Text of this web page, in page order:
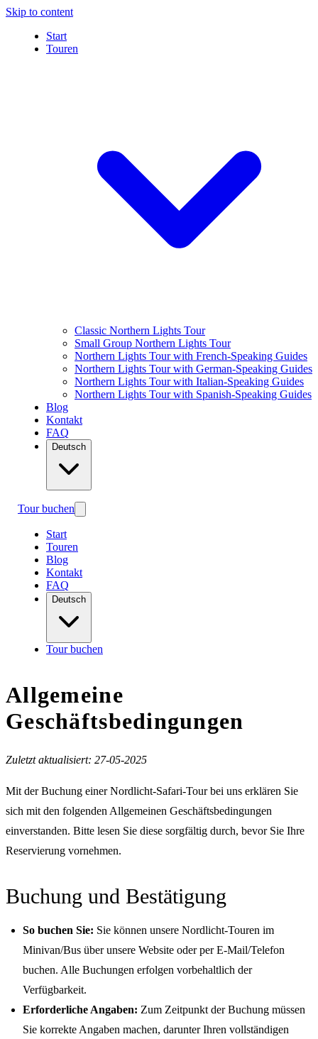
Skip to content
Start
Touren
Classic Northern Lights Tour
Small Group Northern Lights Tour
Northern Lights Tour with French-Speaking Guides
Northern Lights Tour with German-Speaking Guides
Northern Lights Tour with Italian-Speaking Guides
Northern Lights Tour with Spanish-Speaking Guides
Blog
Kontakt
FAQ
Deutsch
Tour buchen
Start
Touren
Blog
Kontakt
FAQ
Deutsch
Tour buchen
Allgemeine
Geschäftsbedingungen
Zuletzt aktualisiert: 27-05-2025
Mit der Buchung einer Nordlicht-Safari-Tour bei uns erklären Sie
sich mit den folgenden Allgemeinen Geschäftsbedingungen
einverstanden. Bitte lesen Sie diese sorgfältig durch, bevor Sie Ihre
Reservierung vornehmen.
Buchung und Bestätigung
So buchen Sie: Sie können unsere Nordlicht-Touren im
Minivan/Bus über unsere Website oder per E-Mail/Telefon
buchen. Alle Buchungen erfolgen vorbehaltlich der
Verfügbarkeit.
Erforderliche Angaben: Zum Zeitpunkt der Buchung müssen
Sie korrekte Angaben machen, darunter Ihren vollständigen